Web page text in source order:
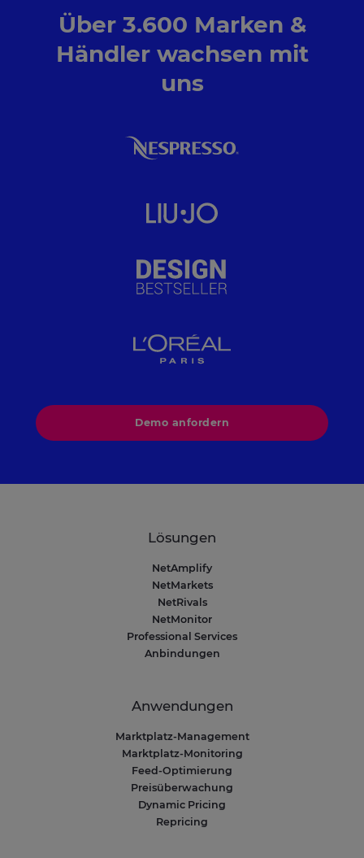
Über 3.600 Marken &
Händler wachsen mit
uns
Demo anfordern
Lösungen
NetAmplify
NetMarkets
NetRivals
NetMonitor
Professional Services
Anbindungen
Anwendungen
Marktplatz-Management
Marktplatz-Monitoring
Feed-Optimierung
Preisüberwachung
Dynamic Pricing
Repricing